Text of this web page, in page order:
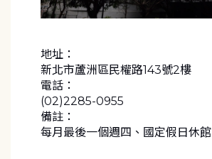
地址：
新北市蘆洲區民權路143號2樓
電話：
(02)2285-0955
備註：
每月最後一個週四、國定假日休館